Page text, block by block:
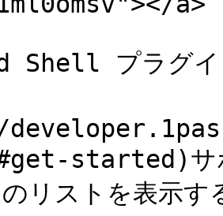
Shell プラグイ
started)サポ
リストを表示す